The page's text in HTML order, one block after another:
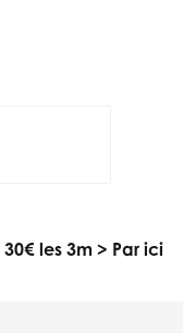
30€ les 3m > Par ici